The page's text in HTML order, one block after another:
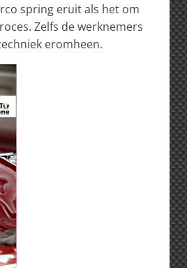
spring eruit als het om
Zelfs de werknemers
eromheen.